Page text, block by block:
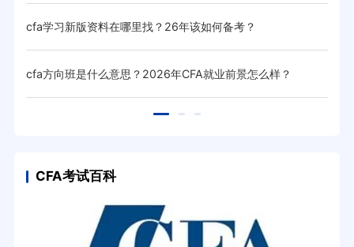
cfa学习新版资料在哪里找？26年该如何备考？
cfa方向班是什么意思？2026年CFA就业前景怎么样？
CFA考试百科